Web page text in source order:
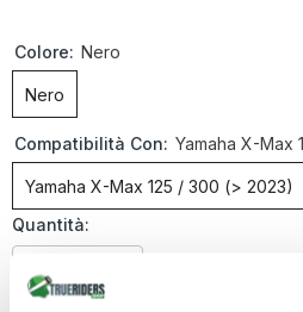
Colore: Nero
Nero
Compatibilità Con: Yamaha X-Max
Yamaha X-Max 125 / 300 (> 2023)
Quantità:
Diminuire
la